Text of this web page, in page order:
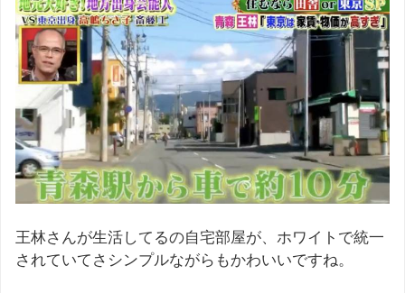
王林さんが生活してるの自宅部屋が、ホワイトで統一
されていてさシンプルながらもかわいいですね。